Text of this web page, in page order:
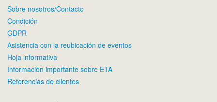
Sobre nosotros/Contacto
Condición
GDPR
Asistencia con la reubicación de eventos
Hoja informativa
Información importante sobre ETA
Referencias de clientes